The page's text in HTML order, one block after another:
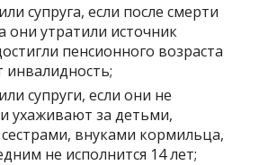
супруга, если после смерти
они утратили источник
пенсионного возраста
супруги, если они не
ухаживают за детьми,
внуками кормильца,
не исполнится 14 лет;